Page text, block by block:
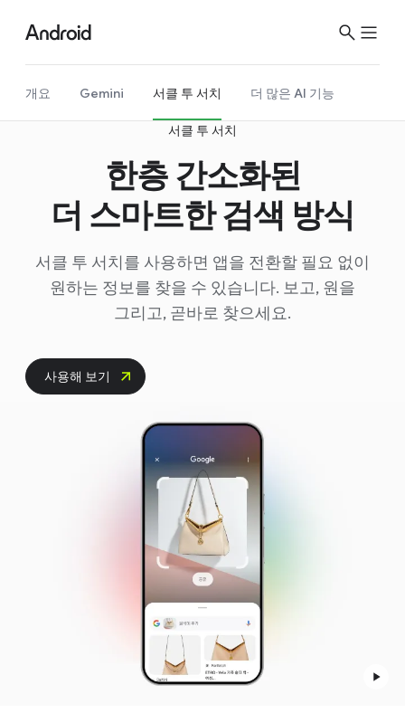
개요 Gemini 서클 투 서치 더 많은 AI 기능
서클 투 서치
한층 간소화된
더 스마트한 검색 방식
서클 투 서치를 사용하면 앱을 전환할 필요 없이
원하는 정보를 찾을 수 있습니다. 보고, 원을
그리고, 곧바로 찾으세요.
사용해 보기